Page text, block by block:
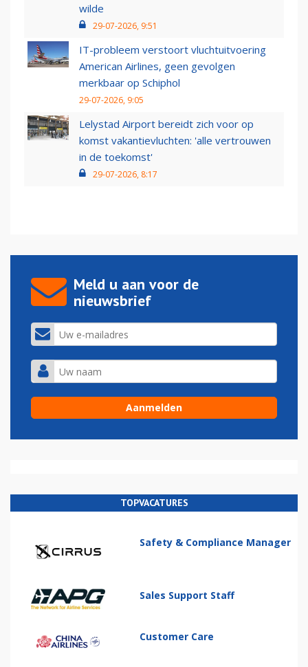
wilde
29-07-2026, 9:51
IT-probleem verstoort vluchtuitvoering
American Airlines, geen gevolgen
merkbaar op Schiphol
29-07-2026, 9:05
Lelystad Airport bereidt zich voor op
komst vakantievluchten: 'alle vertrouwen
in de toekomst'
29-07-2026, 8:17
Meld u aan voor de
nieuwsbrief
TOPVACATURES
Safety & Compliance Manager
Sales Support Staff
Customer Care